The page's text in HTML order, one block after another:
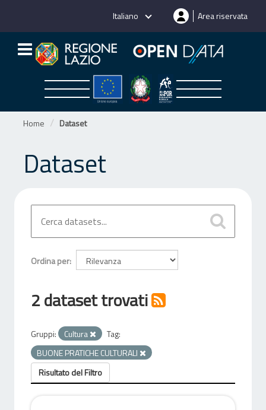
Italiano Area riservata
Home Dataset
Dataset
Ordina per
2 dataset trovati
Gruppi: Cultura
Tag:
BUONE PRATICHE CULTURALI
Risultato del Filtro